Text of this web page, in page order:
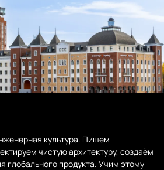
культура. Пишем
чистую архитектуру, создаём
глобального продукта. Учим этому